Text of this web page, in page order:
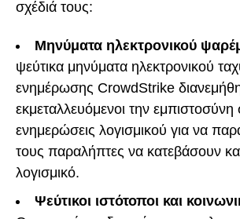
σχέδιά τους:
Μηνύματα ηλεκτρονικού
ψεύτικα μηνύματα ηλεκτρονικού
ενημέρωσης CrowdStrike
εκμεταλλευόμενοι την εμπιστοσύνη
ενημερώσεις λογισμικού για να
τους παραλήπτες να κατεβάσουν
λογισμικό.
Ψεύτικοι ιστότοποι και